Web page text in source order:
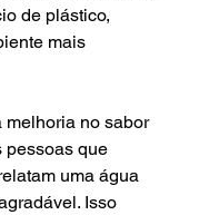
de plástico,
mais
melhoria no sabor
pessoas que
uma água
Isso